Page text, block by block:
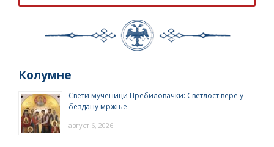
Колумне
Свети мученици Пребиловачки: Светлост вере у
бездану мржње
август 6, 2026